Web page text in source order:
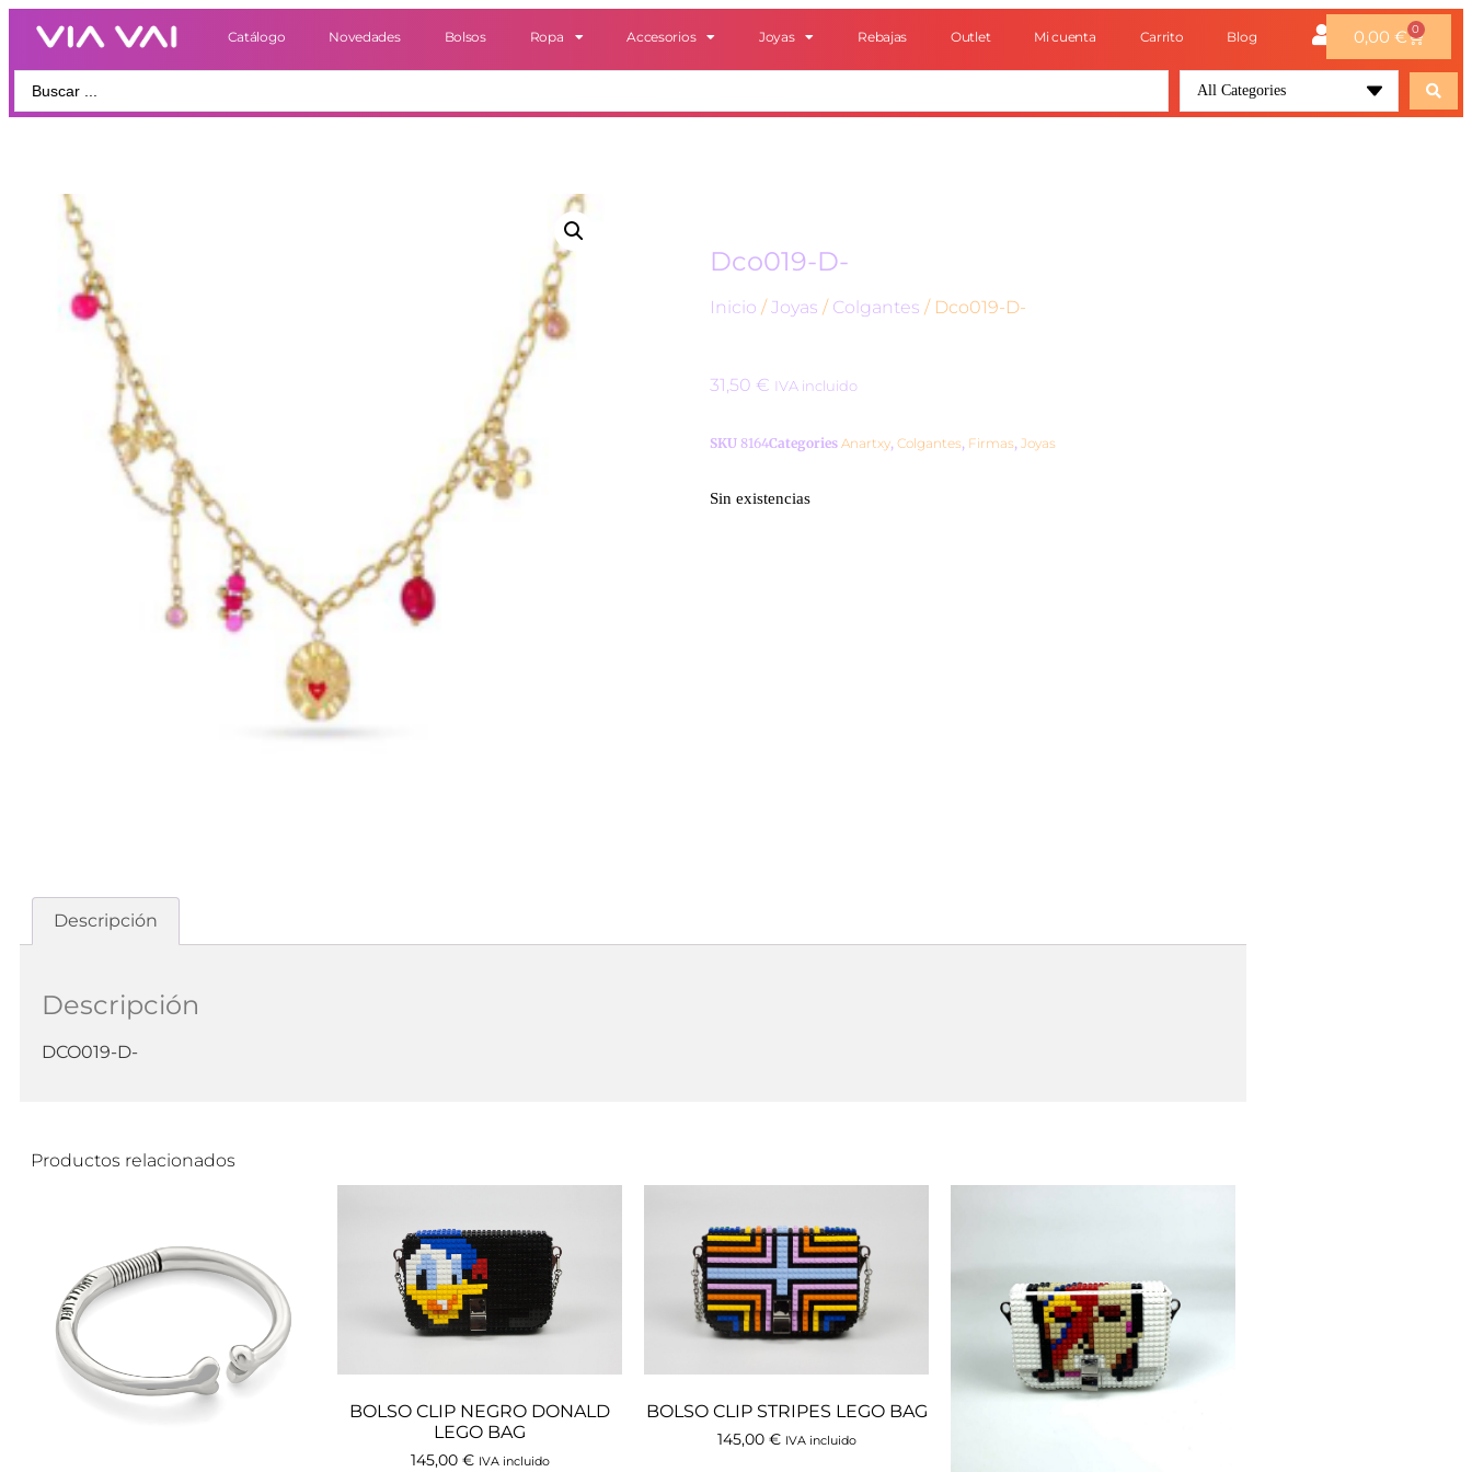
Catálogo Novedades Bolsos Ropa Accesorios Joyas Rebajas Outlet Mi cuenta Carrito Blog 0,00 € 0
All Categories
Dco019-D-
Inicio /Joyas / Colgantes / Dco019-D-
31,50 € IVA incluido
SKU 8164Categories Anartxy, Colgantes, Firmas, Joyas
Sin existencias
Descripción
Descripción
DCO019-D-
Productos relacionados
BOLSO CLIP NEGRO DONALD
LEGO BAG
145,00 € IVA incluido
BOLSO CLIP STRIPES LEGO BAG
145,00 € IVA incluido